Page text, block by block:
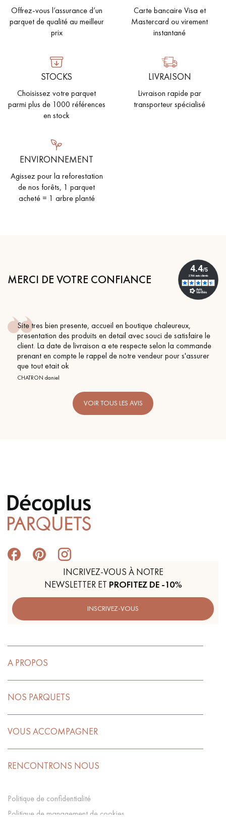
Offrez-vous l’assurance d’un
parquet de qualité au meilleur
prix
Carte bancaire Visa et
Mastercard ou virement
instantané
STOCKS
Choisissez votre parquet
parmi plus de 1000 références
en stock
LIVRAISON
Livraison rapide par
transporteur spécialisé
ENVIRONNEMENT
Agissez pour la reforestation
de nos forêts, 1 parquet
acheté = 1 arbre planté
MERCI DE VOTRE CONFIANCE
Site tres bien presente, accueil en boutique chaleureux,
presentation des produits en detail avec souci de satisfaire le
client. La date de livraison a ete respecte selon la commande
prenant en compte le rappel de notre vendeur pour s'assurer
que tout etait ok
CHATRON daniel
VOIR TOUS LES AVIS
INCRIVEZ-VOUS À NOTRE
NEWSLETTER ET PROFITEZ DE -10%
INSCRIVEZ-VOUS
A PROPOS
NOS PARQUETS
VOUS ACCOMPAGNER
RENCONTRONS NOUS
Politique de confidentialité
Politique de management de cookies